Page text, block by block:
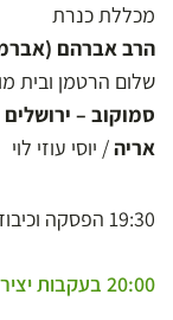
מכללת כנרת
הרב אברהם
שלום הרטמן ובית
סמוקוב –
אריה/ יוסי עוזי לוי
19:30 הפסקה וכיבוד קל
20:00 בעקבות יצירתה של חוה פנחס־כהן